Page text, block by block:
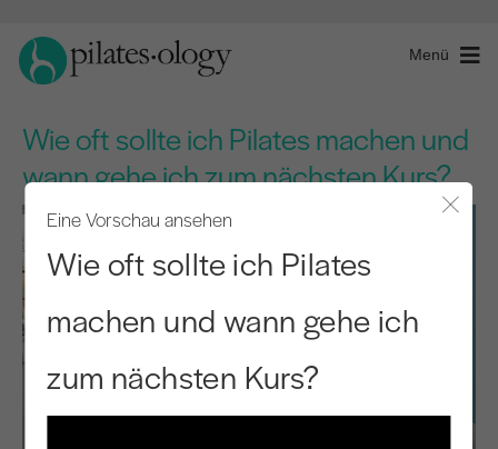
Menü
Wie oft sollte ich Pilates machen und
wann gehe ich zum nächsten Kurs?
Eine Vorschau ansehen
Wie oft sollte ich Pilates
machen und wann gehe ich
zum nächsten Kurs?